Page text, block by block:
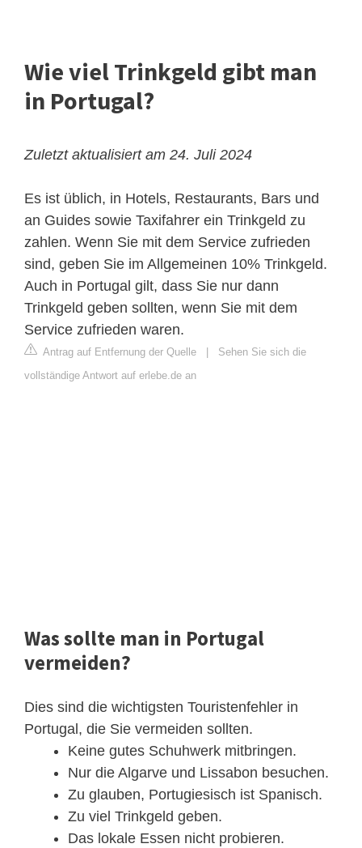
Wie viel Trinkgeld gibt man
in Portugal?
Zuletzt aktualisiert am 24. Juli 2024
Es ist üblich, in Hotels, Restaurants, Bars und
an Guides sowie Taxifahrer ein Trinkgeld zu
zahlen. Wenn Sie mit dem Service zufrieden
sind, geben Sie im Allgemeinen 10% Trinkgeld.
Auch in Portugal gilt, dass Sie nur dann
Trinkgeld geben sollten, wenn Sie mit dem
Service zufrieden waren.
Antrag auf Entfernung der Quelle
Sehen Sie sich die
vollständige Antwort auf erlebe.de an
Was sollte man in Portugal
vermeiden?
Dies sind die wichtigsten Touristenfehler in
Portugal, die Sie vermeiden sollten.
Keine gutes Schuhwerk mitbringen.
Nur die Algarve und Lissabon besuchen.
Zu glauben, Portugiesisch ist Spanisch.
Zu viel Trinkgeld geben.
Das lokale Essen nicht probieren.